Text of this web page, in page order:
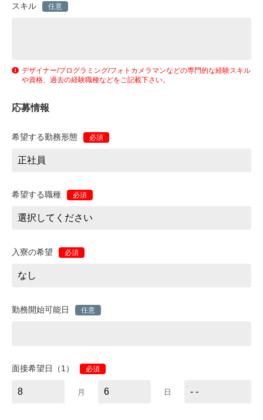
スキル 任意
デザイナー/プログラミング/フォトカメラマンなどの専門的な経験スキル
や資格、過去の経験職種などをご記載下さい。
応募情報
希望する勤務形態 必須
希望する職種 必須
入寮の希望 必須
勤務開始可能日 任意
面接希望日（1） 必須
月 日